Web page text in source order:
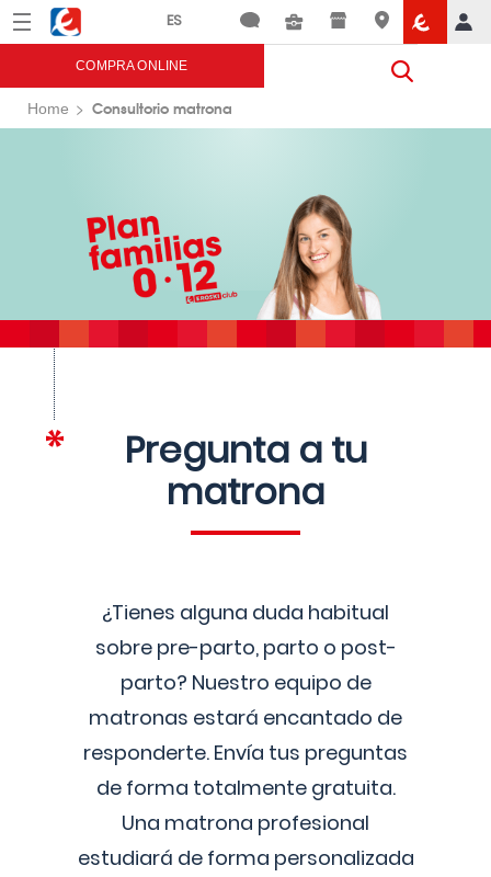
Menú Eroski
COMPRA ONLINE
Home Consultorio matrona
Pregunta a tu
matrona
¿Tienes alguna duda habitual
sobre pre-parto, parto o post-
parto? Nuestro equipo de
matronas estará encantado de
responderte. Envía tus preguntas
de forma totalmente gratuita.
Una matrona profesional
estudiará de forma personalizada